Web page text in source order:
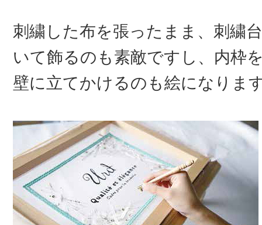
刺繍した布を張ったまま、刺繍
いて飾るのも素敵ですし、内枠
壁に立てかけるのも絵になりま